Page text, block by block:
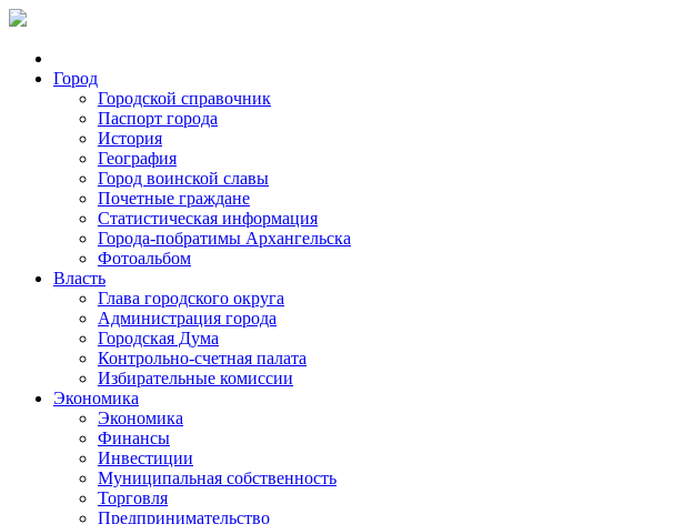
Город
Городской справочник
Паспорт города
История
География
Город воинской славы
Почетные граждане
Статистическая информация
Города-побратимы Архангельска
Фотоальбом
Власть
Глава городского округа
Администрация города
Городская Дума
Контрольно-счетная палата
Избирательные комиссии
Экономика
Экономика
Финансы
Инвестиции
Муниципальная собственность
Торговля
Предпринимательство